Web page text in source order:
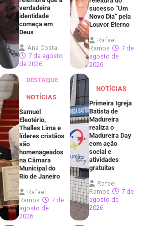
verdadeira
identidade
começa em
Deus
Ana Costa
7 de agosto
de 2026
sucesso “Um
Novo Dia” pela
Louvor Eterno
Rafael
Ramos
7 de
agosto de
2026
DESTAQUE
NOTÍCIAS
Samuel
Eleotério,
Thalles Lima e
líderes cristãos
são
homenageados
na Câmara
Municipal do
Rio de Janeiro
Rafael
Ramos
7 de
agosto de
2026
NOTÍCIAS
Primeira Igreja
Batista de
Madureira
realiza o
Madureira Day
com ação
social e
atividades
gratuitas
Rafael
Ramos
7 de
agosto de
2026